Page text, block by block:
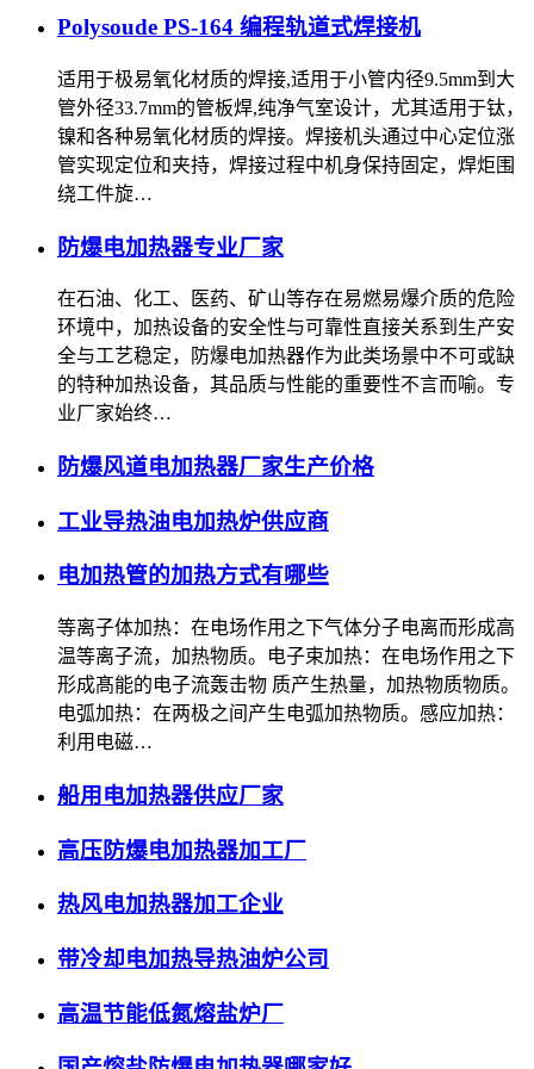
Polysoude PS-164 编程轨道式焊接机
适用于极易氧化材质的焊接,适用于小管内径9.5mm到大
管外径33.7mm的管板焊,纯净气室设计，尤其适用于钛，
镍和各种易氧化材质的焊接。焊接机头通过中心定位涨
管实现定位和夹持，焊接过程中机身保持固定，焊炬围
绕工件旋…
防爆电加热器专业厂家
在石油、化工、医药、矿山等存在易燃易爆介质的危险
环境中，加热设备的安全性与可靠性直接关系到生产安
全与工艺稳定，防爆电加热器作为此类场景中不可或缺
的特种加热设备，其品质与性能的重要性不言而喻。专
业厂家始终…
防爆风道电加热器厂家生产价格
工业导热油电加热炉供应商
电加热管的加热方式有哪些
等离子体加热：在电场作用之下气体分子电离而形成高
温等离子流，加热物质。电子束加热：在电场作用之下
形成髙能的电子流轰击物 质产生热量，加热物质物质。
电弧加热：在两极之间产生电弧加热物质。感应加热：
利用电磁…
船用电加热器供应厂家
高压防爆电加热器加工厂
热风电加热器加工企业
带冷却电加热导热油炉公司
高温节能低氮熔盐炉厂